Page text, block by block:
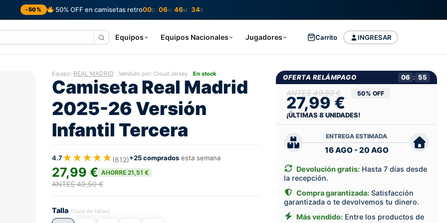
-50% 50% OFF en camisetas retro00D :06H :46M : 33S
Equipos Equipos Nacionales Jugadores INGRESAR
Carrito
Equipo: REAL MADRID Vendido por: Cloud Jersey En stock
Camiseta Real Madrid
2025-26 Versión
Infantil Tercera
4.7★★★★★(612)+25 comprados esta semana
27,99 € AHORRE 21,51 €
ANTES 49,50 €
Talla (Guía de tallas)
OFERTA RELÁMPAGO 06 : 53
49,50 €
27,99 € 50% OFF
¡ÚLTIMAS8UNIDADES!
ENTREGA ESTIMADA
16 AGO - 20 AGO
Devolución gratis: Hasta 7 días desde
la recepción.
Compra garantizada: Satisfacción
garantizada o te devolvemos tu dinero.
Más vendido: Entre los productos de